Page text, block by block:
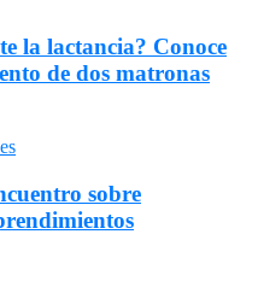
la lactancia? Conoce
de dos matronas
sobre